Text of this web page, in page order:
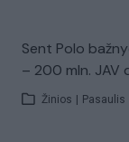
Sent Polo
– 200 mln. JAV
Žinios Pasaulis